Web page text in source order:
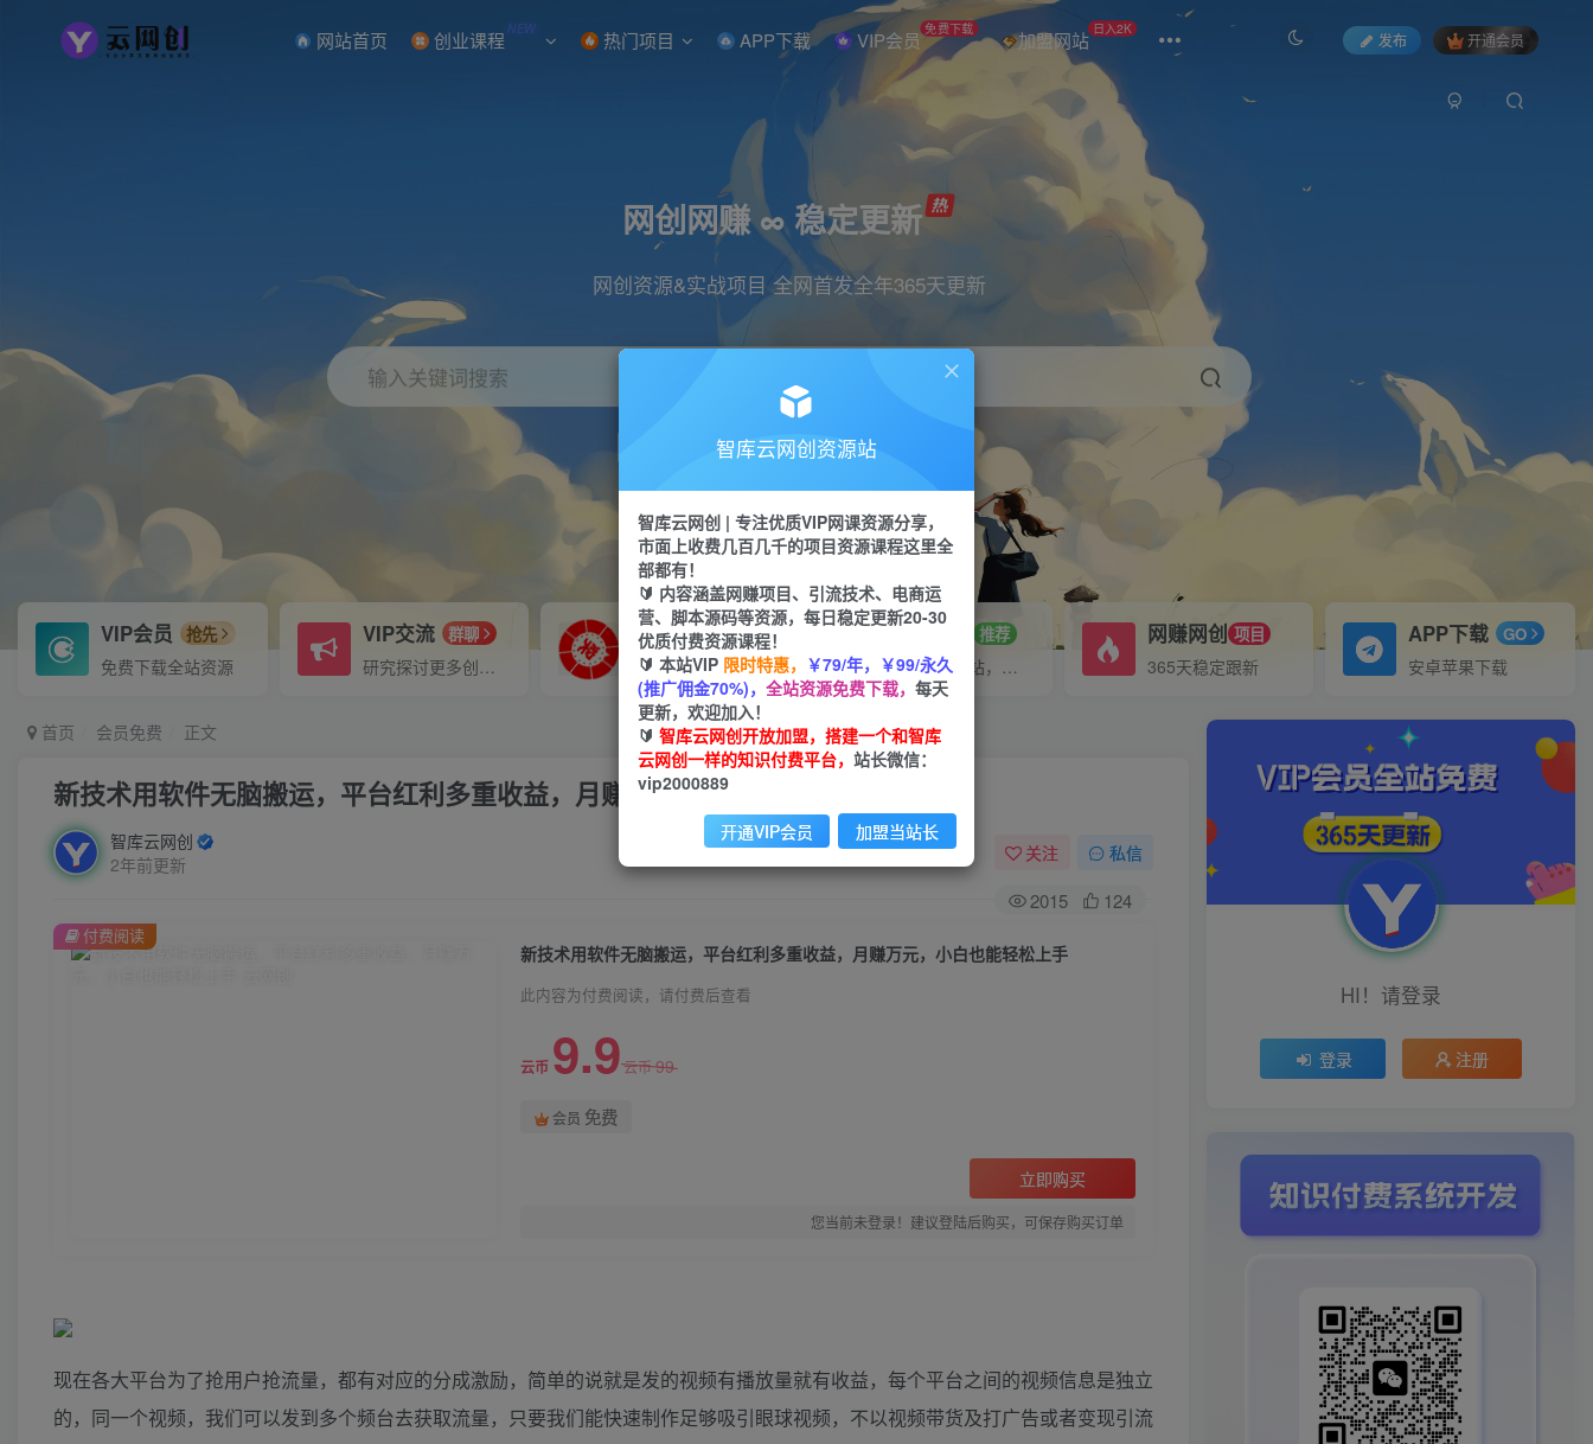
网站首页 创业课程 NEW 热门项目 APP下载 VIP会员 免费下载 加盟网站 日入2K
发布 开通会员
网创网赚 ∞ 稳定更新
网创资源&实战项目 全网首发全年365天更新
输入关键词搜索
直播 小红书 剪辑
VIP会员 抢先
免费下载全站资源
VIP交流 群聊
研究探讨更多创业项目路子。
VIP推广
70%分佣
会员专属推广链接
招募站长 推荐
搭建同款网站，自己当老板
网赚网创 项目
365天稳定跟新
APP下载 GO
安卓苹果下载
首页 会员免费 正文
新技术用软件无脑搬运，平台红利多重收益，月赚万元，小白也能轻松上手
智库云网创
2年前更新
关注 私信
2015 124
新技术用软件无脑搬运，平台红利多重收益，月赚万元，小白也能轻松上手
此内容为付费阅读，请付费后查看
云币 9.9云币99
会员 免费
立即购买
您当前未登录！建议登陆后购买，可保存购买订单
付费阅读
现在各大平台为了抢用户抢流量，都有对应的分成激励，简单的说就是发的视频有播放量就有收益，每个平台之间的视频信息是独立
的，同一个视频，我们可以发到多个频台去获取流量，只要我们能快速制作足够吸引眼球视频，不以视频带货及打广告或者变现引流
HI！请登录
登录 注册
智库云网创资源站
智库云网创 | 专注优质VIP网课资源分享，
市面上收费几百几千的项目资源课程这里全
部都有！
🔰 内容涵盖网赚项目、引流技术、电商运
营、脚本源码等资源，每日稳定更新20-30
优质付费资源课程！
🔰 本站VIP 限时特惠， ￥79/年，￥99/永久
(推广佣金70%)， 全站资源免费下载， 每天
更新，欢迎加入！
🔰 智库云网创开放加盟，搭建一个和智库
云网创一样的知识付费平台， 站长微信：
vip2000889
开通VIP会员 加盟当站长